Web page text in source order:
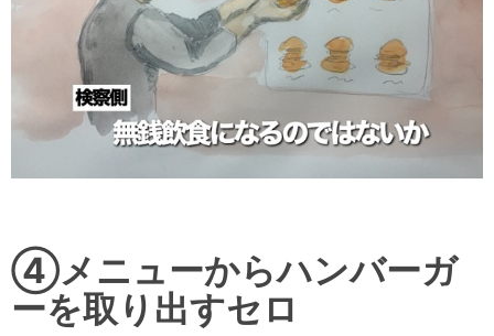
④メニューからハンバーガ
ーを取り出すセロ